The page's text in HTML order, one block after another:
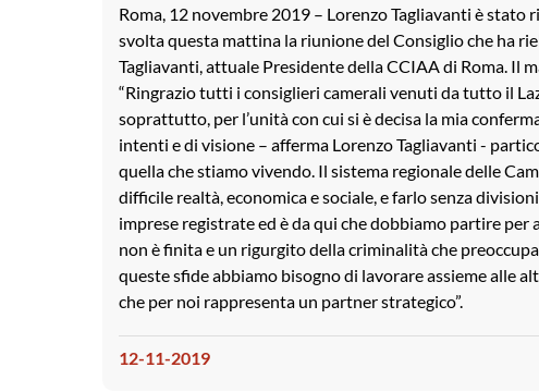
Roma, 12 novembre 2019 – Lorenzo Tagliavanti è
svolta questa mattina la riunione del Consiglio che ha
Tagliavanti, attuale Presidente della CCIAA di Roma. Il
“Ringrazio tutti i consiglieri camerali venuti da tutto il
soprattutto, per l’unità con cui si è decisa la mia
intenti e di visione – afferma Lorenzo Tagliavanti -
quella che stiamo vivendo. Il sistema regionale delle
difficile realtà, economica e sociale, e farlo senza
imprese registrate ed è da qui che dobbiamo partire
non è finita e un rigurgito della criminalità che
queste sfide abbiamo bisogno di lavorare assieme alle
che per noi rappresenta un partner strategico”.
12-11-2019